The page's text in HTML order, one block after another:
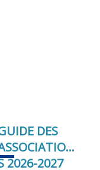
DES
2026-2027